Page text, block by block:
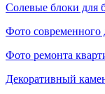
Солевые блоки для
Фото современного
Фото ремонта
Декоративный